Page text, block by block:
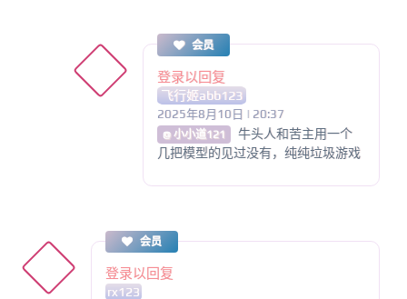
会员
登录以回复
飞行姬abb123
2025年8月10日 | 20:37
@ 小小道121
牛头人和苦主用一个
几把模型的见过没有，纯纯垃圾游戏
会员
登录以回复
rx123